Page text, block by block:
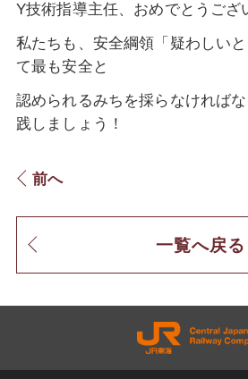
Y技術指導主任、おめでとうござ
私たちも、安全綱領「疑わしい
て最も安全と
認められるみちを採らなければ
践しましょう！
前へ
一覧へ戻る